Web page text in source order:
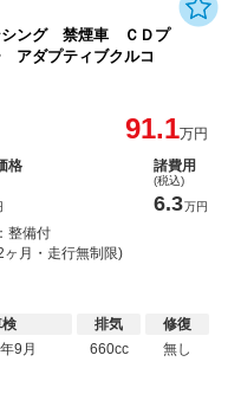
シング 禁煙車 ＣＤプ
ダプティブクルコ
91.1万円
格
諸費用
(税込)
6.3万円
整備付
ヶ月・走行無制限)
9月
排気
660cc
修復
無し